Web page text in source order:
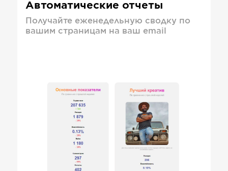
Автоматические отчеты
Получайте еженедельную сводку по
вашим страницам на ваш email